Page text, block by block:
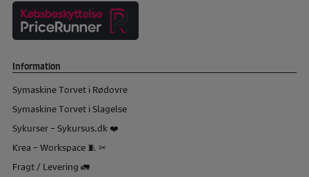
Information
Symaskine Torvet i Rødovre
Symaskine Torvet i Slagelse
Sykurser – Sykursus.dk ❤️
Krea – Workspace 🧵 ✂
Fragt / Levering 🚛